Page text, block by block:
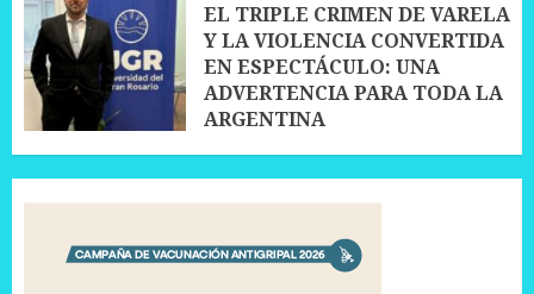
EL TRIPLE CRIMEN DE VARELA
Y LA VIOLENCIA CONVERTIDA
EN ESPECTÁCULO: UNA
ADVERTENCIA PARA TODA LA
ARGENTINA
25 SEPTIEMBRE, 2025 0